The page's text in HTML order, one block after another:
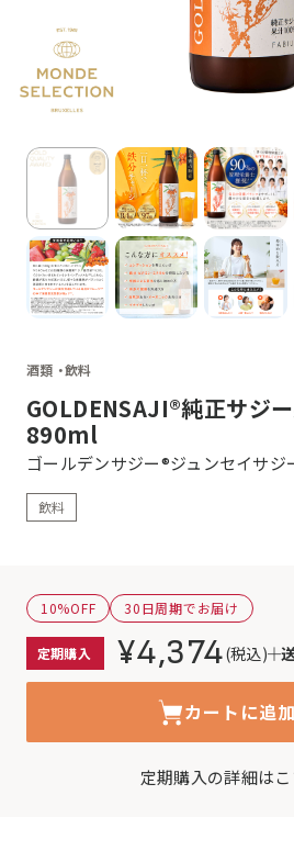
酒類 ・飲料
GOLDENSAJI®純正サジ
890ml
ゴールデンサジー®ジュンセイサジ
飲料
10%OFF 30日周期でお届け
定期購入 ¥4,374(税込)
カートに追
定期購入の詳細は